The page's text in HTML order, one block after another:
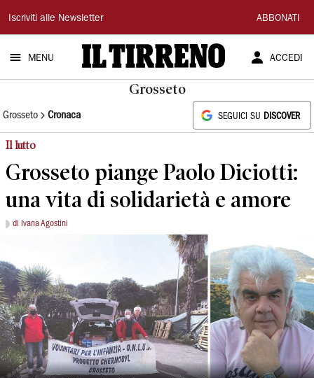
Il
Tirreno
Iscriviti alle Newsletter ABBONATI
MENU ACCEDI
Grosseto
Grosseto Cronaca SEGUICI SU DISCOVER
Il lutto
Grosseto piange Paolo Diciotti:
una vita di solidarietà e amore
di Ivana Agostini